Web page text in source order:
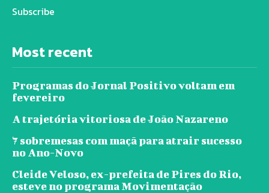
Subscribe
Most recent
Programas do Jornal Positivo voltam em
fevereiro
A trajetória vitoriosa de João Nazareno
7 sobremesas com maçã para atrair sucesso
no Ano-Novo
Cleide Veloso, ex-prefeita de Pires do Rio,
esteve no programa Movimentação